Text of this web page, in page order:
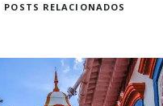
POSTS RELACIONADOS